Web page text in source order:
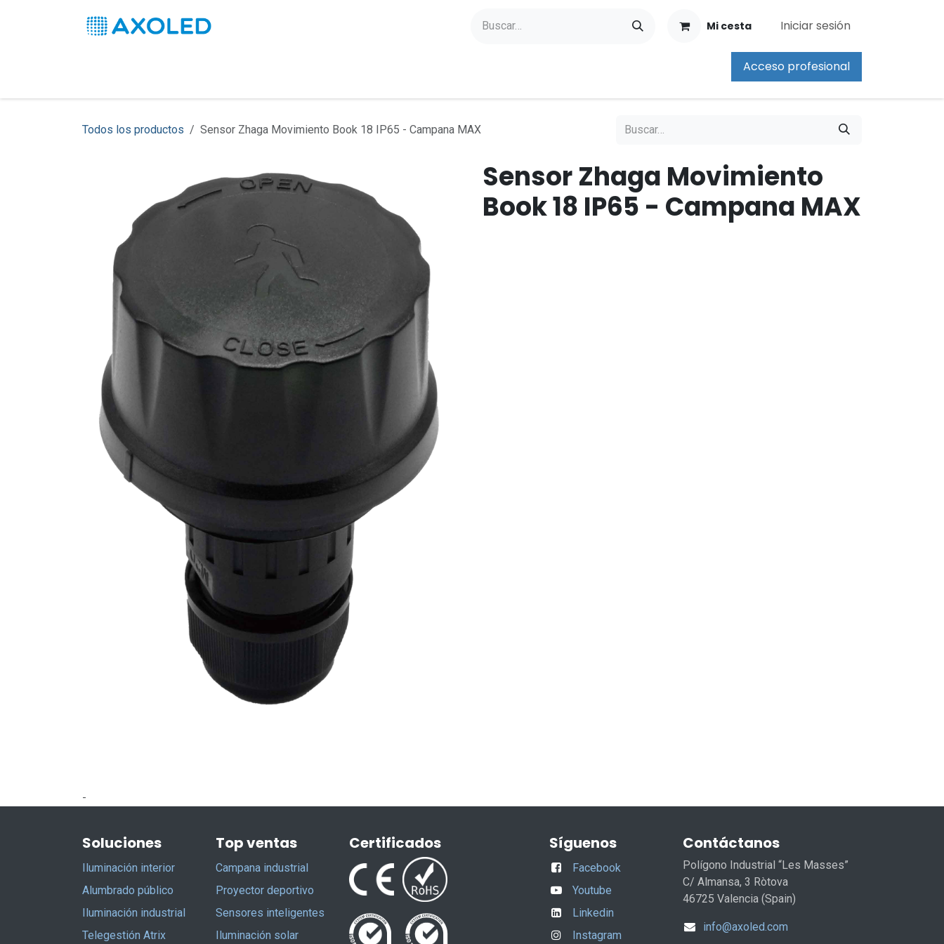
Mi cesta Iniciar sesión
Acceso profesional
Todos los productos Sensor Zhaga Movimiento Book 18 IP65 - Campana MAX
Sensor Zhaga Movimiento
Book 18 IP65 - Campana MAX
-
Soluciones
Iluminación interior
Alumbrado público
Iluminación industrial
Telegestión Atrix
Top ventas
Campana industrial
Proyector deportivo
Sensores inteligentes
Iluminación solar
Certificados Síguenos
Facebook
Youtube
Linkedin
Instagram
Contáctanos
Polígono Industrial “Les Masses”
C/ Almansa, 3 Ròtova
46725 Valencia (Spain)
info@axoled.com